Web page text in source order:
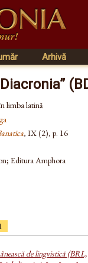
Arhivă
limba latină
, IX (2), p. 16
Editura Amphora
de lingvistică (BRL,